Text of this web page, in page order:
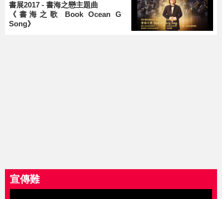
書展2017 - 書海之戀主題曲
《書海之歌 Book Ocean G
Song》
宣傳難